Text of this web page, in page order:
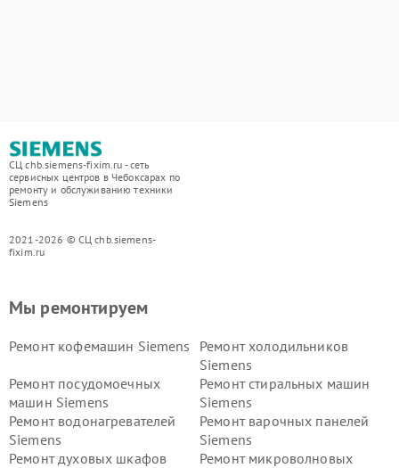
СЦ chb.siemens-fixim.ru - сеть
сервисных центров в Чебоксарах по
ремонту и обслуживанию техники
Siemens
2021-2026 © СЦ chb.siemens-
fixim.ru
Мы ремонтируем
Ремонт кофемашин Siemens
Ремонт холодильников
Siemens
Ремонт посудомоечных
машин Siemens
Ремонт стиральных машин
Siemens
Ремонт водонагревателей
Siemens
Ремонт варочных панелей
Siemens
Ремонт духовых шкафов
Ремонт микроволновых